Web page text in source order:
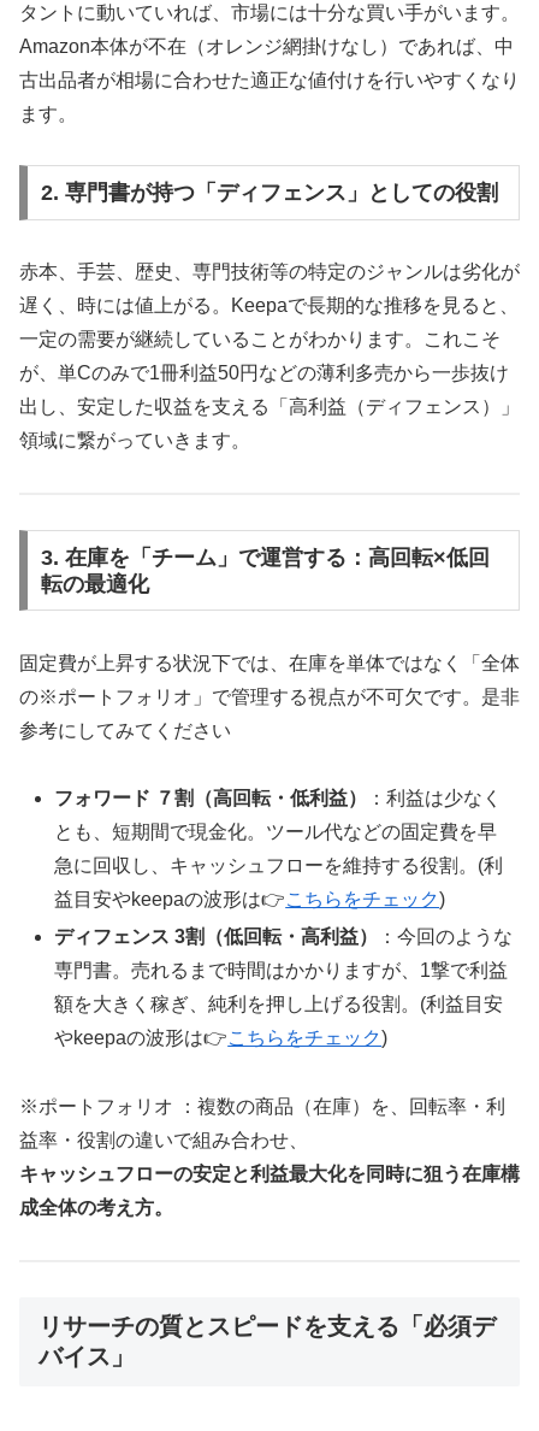
タントに動いていれば、市場には十分な買い手がいます。
Amazon本体が不在（オレンジ網掛けなし）であれば、中
古出品者が相場に合わせた適正な値付けを行いやすくなり
ます。
2. 専門書が持つ「ディフェンス」としての役割
赤本、手芸、歴史、専門技術等の特定のジャンルは劣化が
遅く、時には値上がる。Keepaで長期的な推移を見ると、
一定の需要が継続していることがわかります。これこそ
が、単Cのみで1冊利益50円などの薄利多売から一歩抜け
出し、安定した収益を支える「高利益（ディフェンス）」
領域に繋がっていきます。
3. 在庫を「チーム」で運営する：高回転×低回
転の最適化
固定費が上昇する状況下では、在庫を単体ではなく「全体
の※ポートフォリオ」で管理する視点が不可欠です。是非
参考にしてみてください
フォワード ７割（高回転・低利益）
：利益は少なく
とも、短期間で現金化。ツール代などの固定費を早
急に回収し、キャッシュフローを維持する役割。(利
益目安やkeepaの波形は👉こちらをチェック)
ディフェンス 3割（低回転・高利益）
：今回のような
専門書。売れるまで時間はかかりますが、1撃で利益
額を大きく稼ぎ、純利を押し上げる役割。(利益目安
やkeepaの波形は👉こちらをチェック)
※ポートフォリオ ：複数の商品（在庫）を、回転率・利
益率・役割の違いで組み合わせ、
キャッシュフローの安定と利益最大化を同時に狙う在庫構
成全体の考え方。
リサーチの質とスピードを支える「必須デ
バイス」